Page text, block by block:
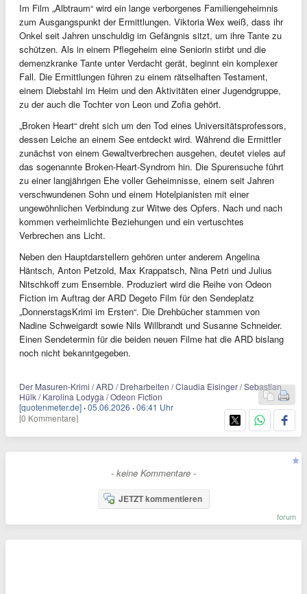
Im Film „Albtraum“ wird ein lange verborgenes Familiengeheimnis
zum Ausgangspunkt der Ermittlungen. Viktoria Wex weiß, dass ihr
Onkel seit Jahren unschuldig im Gefängnis sitzt, um ihre Tante zu
schützen. Als in einem Pflegeheim eine Seniorin stirbt und die
demenzkranke Tante unter Verdacht gerät, beginnt ein komplexer
Fall. Die Ermittlungen führen zu einem rätselhaften Testament,
einem Diebstahl im Heim und den Aktivitäten einer Jugendgruppe,
zu der auch die Tochter von Leon und Zofia gehört.
„Broken Heart“ dreht sich um den Tod eines Universitätsprofessors,
dessen Leiche an einem See entdeckt wird. Während die Ermittler
zunächst von einem Gewaltverbrechen ausgehen, deutet vieles auf
das sogenannte Broken-Heart-Syndrom hin. Die Spurensuche führt
zu einer langjährigen Ehe voller Geheimnisse, einem seit Jahren
verschwundenen Sohn und einem Hotelpianisten mit einer
ungewöhnlichen Verbindung zur Witwe des Opfers. Nach und nach
kommen verheimlichte Beziehungen und ein vertuschtes
Verbrechen ans Licht.
Neben den Hauptdarstellern gehören unter anderem Angelina
Häntsch, Anton Petzold, Max Krappatsch, Nina Petri und Julius
Nitschkoff zum Ensemble. Produziert wird die Reihe von Odeon
Fiction im Auftrag der ARD Degeto Film für den Sendeplatz
„DonnerstagsKrimi im Ersten“. Die Drehbücher stammen von
Nadine Schweigardt sowie Nils Willbrandt und Susanne Schneider.
Einen Sendetermin für die beiden neuen Filme hat die ARD bislang
noch nicht bekanntgegeben.
Der Masuren-Krimi / ARD / Dreharbeiten / Claudia Eisinger / Sebastian
Hülk / Karolina Lodyga / Odeon Fiction
[quotenmeter.de] ·05.06.2026 ·06:41 Uhr
[0 Kommentare]
- keine Kommentare -
JETZT kommentieren
forum